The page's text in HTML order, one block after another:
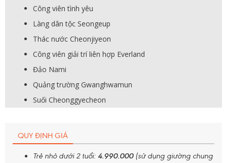
Công viên tình yêu
Làng dân tộc Seongeup
Thác nước Cheonjiyeon
Công viên giải trí liên hợp Everland
Đảo Nami
Quảng trường Gwanghwamun
Suối Cheonggyecheon
QUY ĐỊNH GIÁ
Trẻ nhỏ dưới 2 tuổi: 4.990.000(sử dụng giường chung